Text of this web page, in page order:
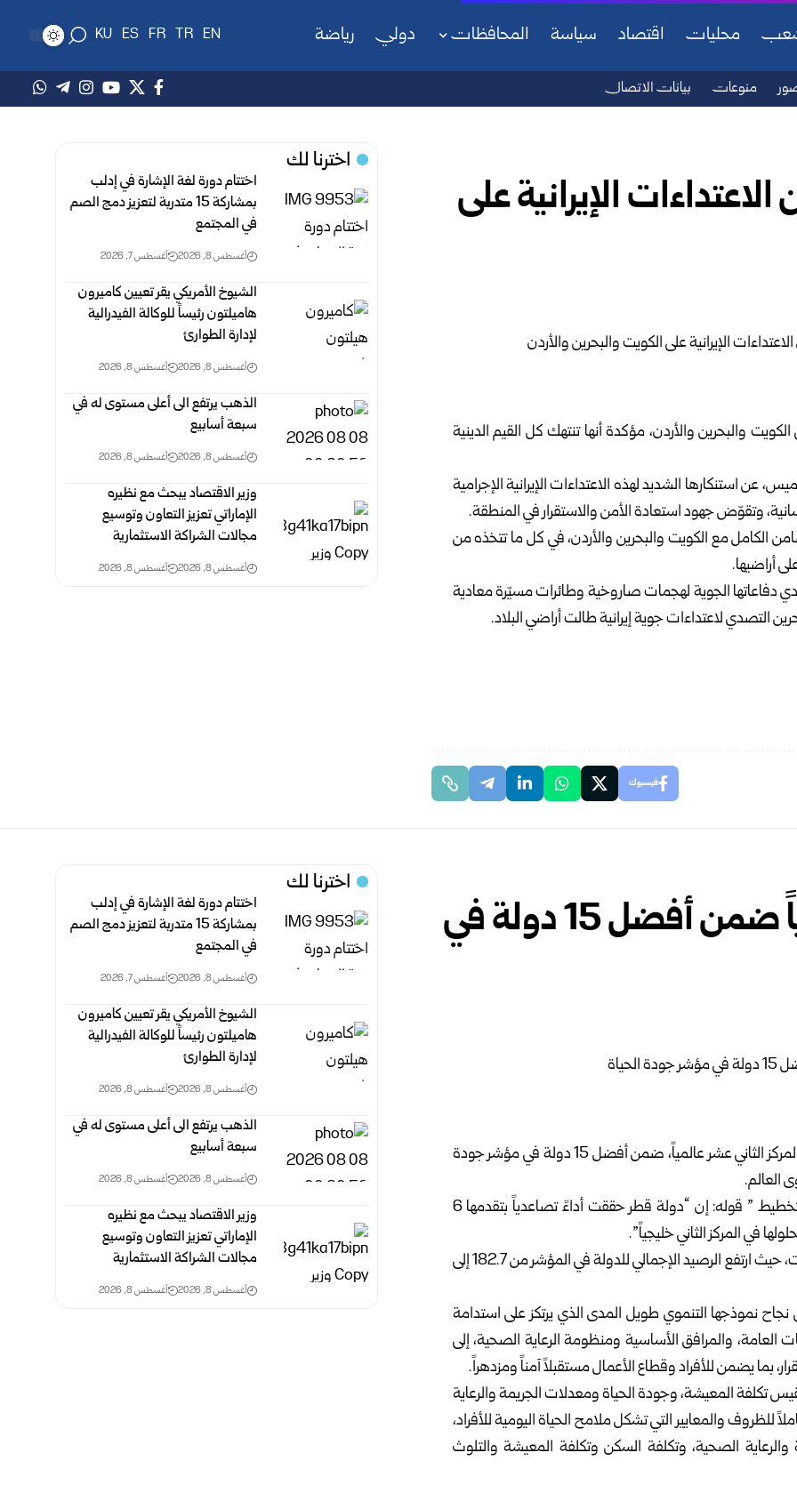
محليات اقتصاد سياسة المحافظات دولي رياضة EN
TR
FR
ES
KU
منوعات بيانات الاتصال
الإيرانية على
الكويت والبحرين والأردن، مؤكدة أنها تنتهك كل القيم الدينية
عن استنكارها الشديد لهذه الاعتداءات الإيرانيةالإجرامية
وتقوّض جهود استعادة الأمن والاستقرار في المنطقة.
الكامل مع الكويت والبحرين والأردن، في كل ما تتخذه من
أراضيها.
دفاعاتها الجوية لهجمات صاروخية وطائرات مسيّرة معادية
التصدي لاعتداءات جوية إيرانية طالت أراضي البلاد.
فيسبوك
اخترنا لك
اختتام دورة لغة الإشارة في إدلب
بمشاركة 15 متدربة لتعزيز دمج الصم
في المجتمع
أغسطس 8, 2026 أغسطس 7, 2026
الشيوخ الأمريكي يقر تعيين كاميرون
هاميلتون رئيساً للوكالة الفيدرالية
لإدارة الطوارئ
أغسطس 8, 2026 أغسطس 8, 2026
الذهب يرتفع الى أعلى مستوى له في
سبعة أسابيع
أغسطس 8, 2026 أغسطس 8, 2026
وزير الاقتصاد ‏يبحث مع نظيره
الإماراتي تعزيز التعاون وتوسيع
مجالات الشراكة الاستثمارية
أغسطس 8, 2026 أغسطس 8, 2026
قطر تحرز المركز الـ 12 عالمياً ضمن أفضل 15 دولة في
أحرزت المركز الثاني عشر عالمياً، ضمن أفضل 15 دولة في مؤشر جودة
ونقلت وكالة الأنباء القطرية “قنا” عن “المجلس الوطني للتخطيط ” قوله: إن “دولة قطر حققت أداءً تصاعدياً بتقدمها 6
وأضاف: “يأتي هذا التقدم مدعوماً بتحسن ملحوظ في البيانات، حيث ارتفع الرصيد الإجمالي للدولة في المؤشر من 182.7 إلى
نموذجها التنموي طويل المدى الذي يرتكز على استدامة
العامة، والمرافق الأساسية ومنظومة الرعاية الصحية، إلى
بما يضمن للأفراد وقطاع الأعمال مستقبلاً آمناً ومزدهراً.
تكلفة المعيشة، وجودة الحياة ومعدلات الجريمة والرعاية
للظروف والمعايير التي تشكل ملامح الحياة اليومية للأفراد،
والرعاية الصحية، وتكلفة السكن وتكلفة المعيشة والتلوث
اخترنا لك
اختتام دورة لغة الإشارة في إدلب
بمشاركة 15 متدربة لتعزيز دمج الصم
في المجتمع
أغسطس 8, 2026 أغسطس 7, 2026
الشيوخ الأمريكي يقر تعيين كاميرون
هاميلتون رئيساً للوكالة الفيدرالية
لإدارة الطوارئ
أغسطس 8, 2026 أغسطس 8, 2026
الذهب يرتفع الى أعلى مستوى له في
سبعة أسابيع
أغسطس 8, 2026 أغسطس 8, 2026
وزير الاقتصاد ‏يبحث مع نظيره
الإماراتي تعزيز التعاون وتوسيع
مجالات الشراكة الاستثمارية
أغسطس 8, 2026 أغسطس 8, 2026